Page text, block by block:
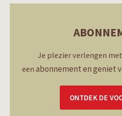
Je plezier verlengen
een abonnement en geniet
ONTDEK DE